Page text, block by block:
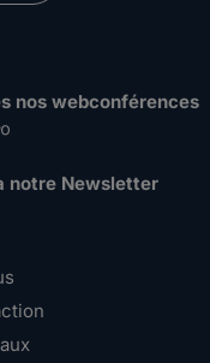
nos webconférences
notre Newsletter